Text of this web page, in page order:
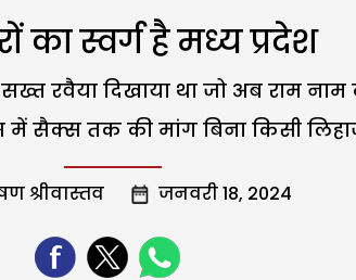
का स्वर्ग है मध्य प्रदेश
रवैया दिखाया था जो अब राम
में सैक्स तक की मांग बिना किसी
श्रीवास्तव जनवरी 18, 2024